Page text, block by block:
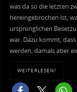
was da so die letzten
hereingebrochen ist,
ursprünglichen
war. Dazu kommt,
werden, damals aber
WEITERLESEN!